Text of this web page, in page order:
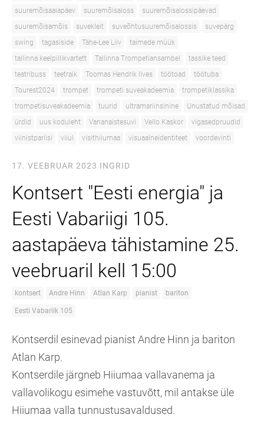
suuremõisaaiapäev
suuremõisaloss
suuremõisalossipäevad
suuremõisamõis
suvekleit suveõhtusuuremõisalossis
suvepärg
swing
tagasiside Tähe-Lee Liiv
taimede müük
tallinna keelpillikvartett
Tallinna Trompetiansambel
tassike teed
teatribuss
teetraik Toomas Hendrik Ilves töötoad
töötuba
Tourest2024
trompet trompeti suveakadeemia
trompetiklassika
trompetisuveakadeemia
tuurid ultramariinsinine
Unustatud mõisad
ürdid
uus koduleht Vananaistesuvi Vello Kaskor
vigasedpruudid
viinistpariisi
viiul visithiiumaa visuaalneidentiteet voordevinti
17. VEEBRUAR 2023 INGRID
Kontsert "Eesti energia" ja
Eesti Vabariigi 105.
aastapäeva tähistamine 25.
veebruaril kell 15:00
kontsert Andre Hinn Atlan Karp pianist bariton
Eesti Vabariik 105
Kontserdil esinevad pianist Andre Hinn ja bariton
Atlan Karp.
Kontserdile järgneb Hiiumaa vallavanema ja
vallavolikogu esimehe vastuvõtt, mil antakse üle
Hiiumaa valla tunnustusavaldused.